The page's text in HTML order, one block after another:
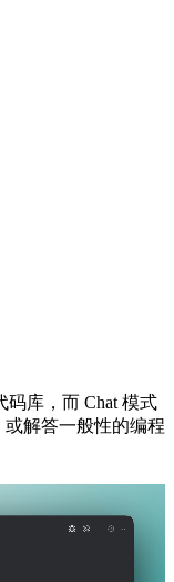
码库，而 Chat 模式
解答一般性的编程